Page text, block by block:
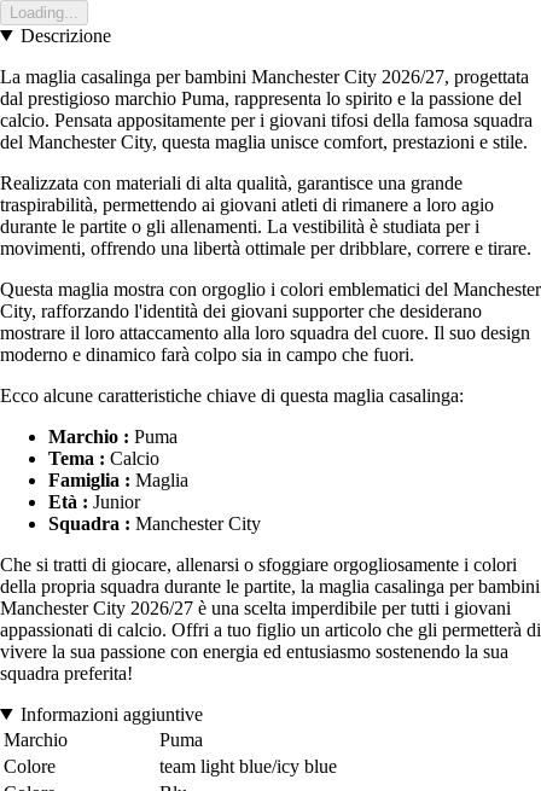
Loading...
Descrizione
La maglia casalinga per bambini Manchester City 2026/27, progettata
dal prestigioso marchio Puma, rappresenta lo spirito e la passione del
calcio. Pensata appositamente per i giovani tifosi della famosa squadra
del Manchester City, questa maglia unisce comfort, prestazioni e stile.
Realizzata con materiali di alta qualità, garantisce una grande
traspirabilità, permettendo ai giovani atleti di rimanere a loro agio
durante le partite o gli allenamenti. La vestibilità è studiata per i
movimenti, offrendo una libertà ottimale per dribblare, correre e tirare.
Questa maglia mostra con orgoglio i colori emblematici del Manchester
City, rafforzando l'identità dei giovani supporter che desiderano
mostrare il loro attaccamento alla loro squadra del cuore. Il suo design
moderno e dinamico farà colpo sia in campo che fuori.
Ecco alcune caratteristiche chiave di questa maglia casalinga:
Marchio : Puma
Tema : Calcio
Famiglia : Maglia
Età : Junior
Squadra : Manchester City
Che si tratti di giocare, allenarsi o sfoggiare orgogliosamente i colori
della propria squadra durante le partite, la maglia casalinga per bambini
Manchester City 2026/27 è una scelta imperdibile per tutti i giovani
appassionati di calcio. Offri a tuo figlio un articolo che gli permetterà di
vivere la sua passione con energia ed entusiasmo sostenendo la sua
squadra preferita!
Informazioni aggiuntive
Marchio
Puma
Colore
team light blue/icy blue